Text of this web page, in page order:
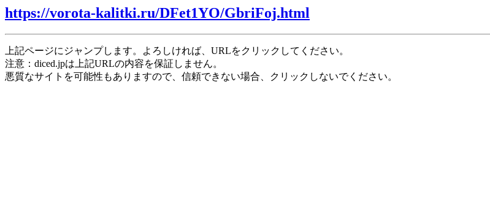
https://vorota-kalitki.ru/DFet1YO/GbriFoj.html
上記ページにジャンプします。よろしければ、URLをクリックしてください。
注意：diced.jpは上記URLの内容を保証しません。
悪質なサイトを可能性もありますので、信頼できない場合、クリックしないでください。